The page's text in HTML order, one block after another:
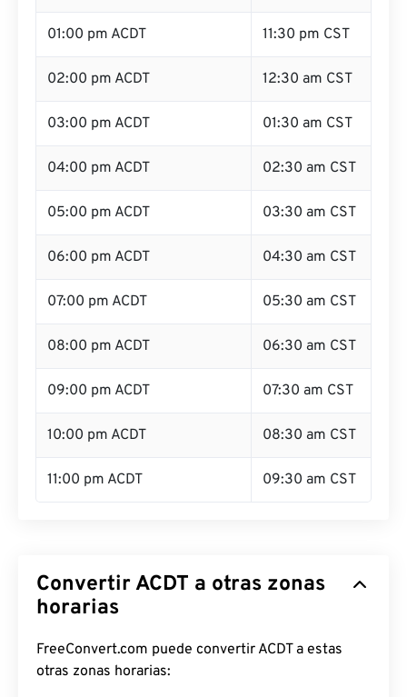
01:00 pm ACDT 11:30 pm CST
02:00 pm ACDT 12:30 am CST
03:00 pm ACDT 01:30 am CST
04:00 pm ACDT 02:30 am CST
05:00 pm ACDT 03:30 am CST
06:00 pm ACDT 04:30 am CST
07:00 pm ACDT 05:30 am CST
08:00 pm ACDT 06:30 am CST
09:00 pm ACDT 07:30 am CST
10:00 pm ACDT 08:30 am CST
11:00 pm ACDT 09:30 am CST
Convertir ACDT a otras zonas
horarias
FreeConvert.com puede convertir ACDT a estas
otras zonas horarias: